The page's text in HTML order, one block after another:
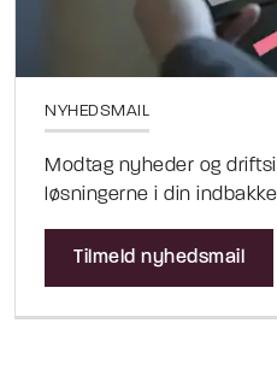
NYHEDSMAIL
Modtag nyheder og
løsningerne i din
Tilmeld nyhedsmail